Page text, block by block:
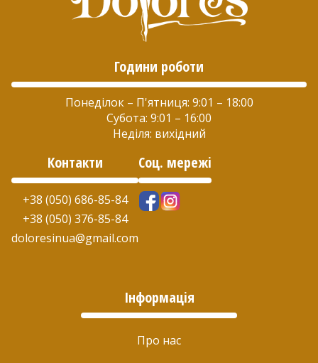
Години роботи
Понеділок – П'ятниця: 9:01 – 18:00
Субота: 9:01 – 16:00
Неділя: вихідний
Контакти
+38 (050) 686-85-84
+38 (050) 376-85-84
doloresinua@gmail.com
Соц. мережі
Інформація
Про нас